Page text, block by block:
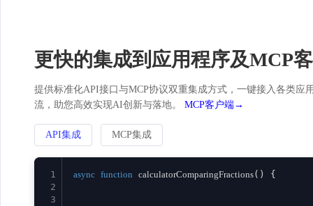
更快的集成到应用程序及MCP
提供标准化API接口与MCP协议双重集成方式，一键接入各类
流，助您高效实现AI创新与落地。 MCP客户端→
API集成 MCP集成
1
2
3
async function calculatorComparingFractions( ) {